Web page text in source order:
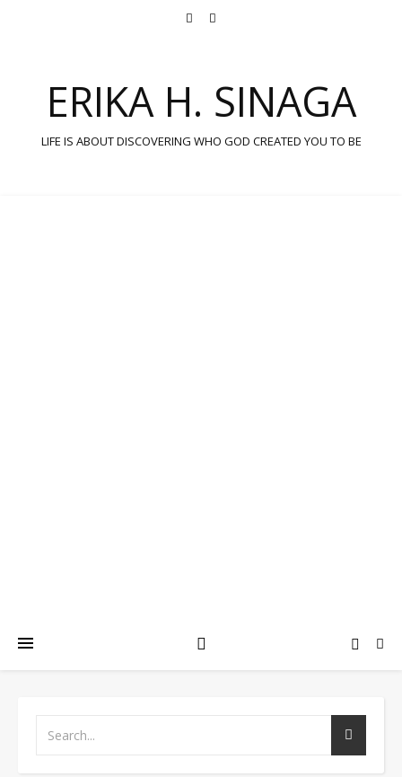
ERIKA H. SINAGA
LIFE IS ABOUT DISCOVERING WHO GOD CREATED YOU TO BE